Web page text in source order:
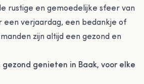
rustige en gemoedelijke sfeer van
een verjaardag, een bedankje of
zijn altijd een gezond en
gezond genieten in Baak, voor elke